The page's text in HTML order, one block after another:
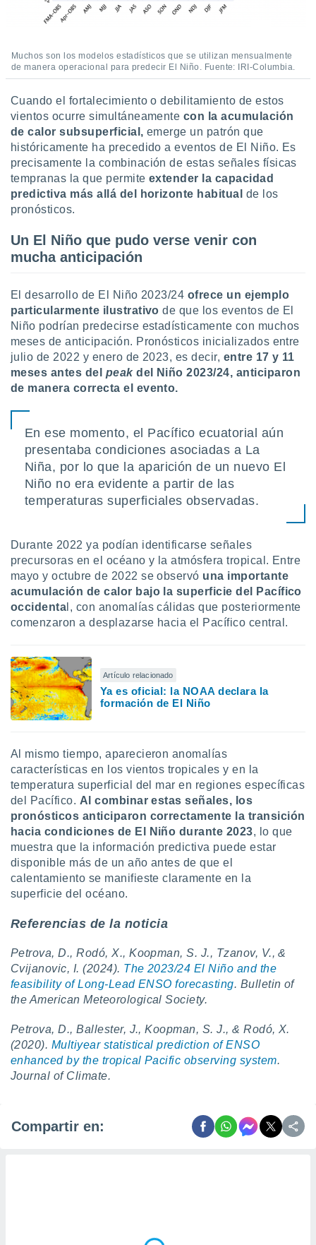
Muchos son los modelos estadísticos que se utilizan mensualmente
de manera operacional para predecir El Niño. Fuente: IRI-Columbia.
Cuando el fortalecimiento o debilitamiento de estos
vientos ocurre simultáneamente con la acumulación
de calor subsuperficial, emerge un patrón que
históricamente ha precedido a eventos de El Niño. Es
precisamente la combinación de estas señales físicas
tempranas la que permite extender la capacidad
predictiva más allá del horizonte habitual de los
pronósticos.
Un El Niño que pudo verse venir con
mucha anticipación
El desarrollo de El Niño 2023/24 ofrece un ejemplo
particularmente ilustrativo de que los eventos de El
Niño podrían predecirse estadísticamente con muchos
meses de anticipación. Pronósticos inicializados entre
julio de 2022 y enero de 2023, es decir, entre 17 y 11
meses antes del peakdel Niño 2023/24, anticiparon
de manera correcta el evento.
En ese momento, el Pacífico ecuatorial aún
presentaba condiciones asociadas a La
Niña, por lo que la aparición de un nuevo El
Niño no era evidente a partir de las
temperaturas superficiales observadas.
Durante 2022 ya podían identificarse señales
precursoras en el océano y la atmósfera tropical. Entre
mayo y octubre de 2022 se observó una importante
acumulación de calor bajo la superficie del Pacífico
occidenta l, con anomalías cálidas que posteriormente
comenzaron a desplazarse hacia el Pacífico central.
Artículo relacionado
Ya es oficial: la NOAA declara la
formación de El Niño
Al mismo tiempo, aparecieron anomalías
características en los vientos tropicales y en la
temperatura superficial del mar en regiones específicas
del Pacífico. Al combinar estas señales, los
pronósticos anticiparon correctamente la transición
hacia condiciones de El Niño durante 2023, lo que
muestra que la información predictiva puede estar
disponible más de un año antes de que el
calentamiento se manifieste claramente en la
superficie del océano.
Referencias de la noticia
Petrova, D., Rodó, X., Koopman, S. J., Tzanov, V., &
Cvijanovic, I. (2024). The 2023/24 El Niño and the
feasibility of Long-Lead ENSO forecasting. Bulletin of
the American Meteorological Society.
Petrova, D., Ballester, J., Koopman, S. J., & Rodó, X.
(2020). Multiyear statistical prediction of ENSO
enhanced by the tropical Pacific observing system.
Journal of Climate.
Compartir en: